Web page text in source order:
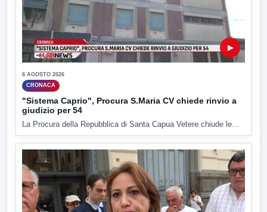
▶
6 AGOSTO 2026
CRONACA
"Sistema Caprio", Procura S.Maria CV chiede rinvio a
giudizio per 54
La Procura della Repubblica di Santa Capua Vetere chiude le...